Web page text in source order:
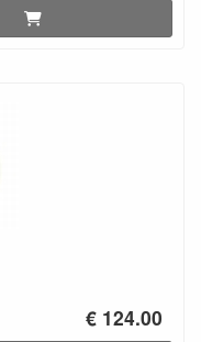
€ 124.00